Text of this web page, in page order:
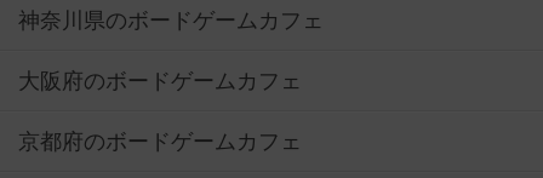
神奈川県のボードゲームカフェ
大阪府のボードゲームカフェ
京都府のボードゲームカフェ